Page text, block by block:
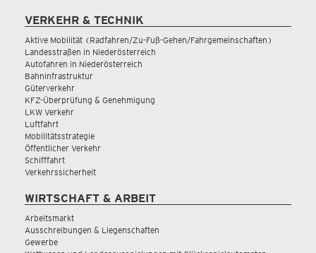
VERKEHR & TECHNIK
Aktive Mobilität (Radfahren/Zu-Fuß-Gehen/Fahrgemeinschaften)
Landesstraßen in Niederösterreich
Autofahren in Niederösterreich
Bahninfrastruktur
Güterverkehr
KFZ-Überprüfung & Genehmigung
LKW Verkehr
Luftfahrt
Mobilitätsstrategie
Öffentlicher Verkehr
Schifffahrt
Verkehrssicherheit
WIRTSCHAFT & ARBEIT
Arbeitsmarkt
Ausschreibungen & Liegenschaften
Gewerbe